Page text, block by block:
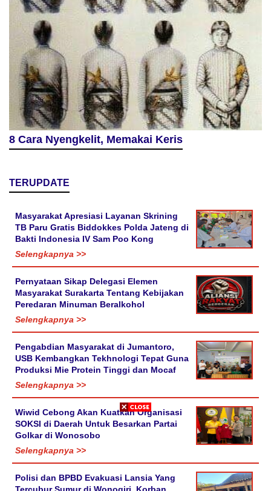
8 Cara Nyengkelit, Memakai Keris
TERUPDATE
Masyarakat Apresiasi Layanan Skrining
TB Paru Gratis Biddokkes Polda Jateng di
Bakti Indonesia IV Sam Poo Kong
Selengkapnya >>
Pernyataan Sikap Delegasi Elemen
Masyarakat Surakarta Tentang Kebijakan
Peredaran Minuman Beralkohol
Selengkapnya >>
Pengabdian Masyarakat di Jumantoro,
USB Kembangkan Tekhnologi Tepat Guna
Produksi Mie Protein Tinggi dan Mocaf
Selengkapnya >>
Wiwid Cebong Akan Kuatkan Organisasi
SOKSI di Daerah Untuk Besarkan Partai
Golkar di Wonosobo
Selengkapnya >>
Polisi dan BPBD Evakuasi Lansia Yang